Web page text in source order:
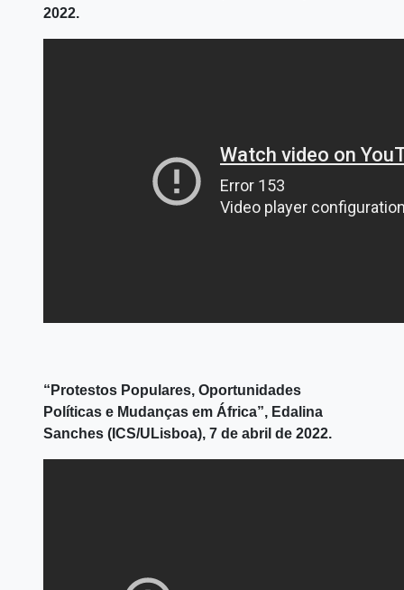
2022.
“Protestos Populares, Oportunidades
Políticas e Mudanças em África”, Edalina
Sanches (ICS/ULisboa), 7 de abril de 2022.